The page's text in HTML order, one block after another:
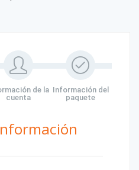
de la
cuenta
Información del
paquete